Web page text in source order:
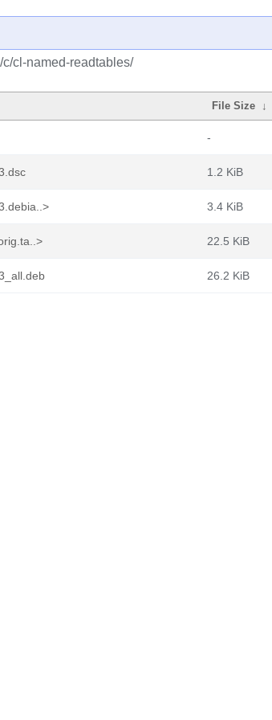
cl-named-readtables/
File Size ↓
-
1.2 KiB
3.4 KiB
22.5 KiB
26.2 KiB